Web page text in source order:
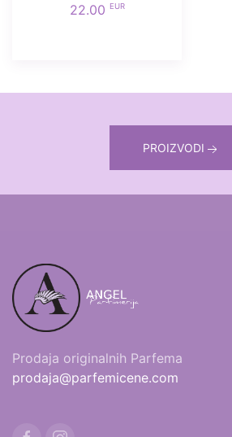
22.00 EUR
PROIZVODI
Prodaja originalnih Parfema
prodaja@parfemicene.com